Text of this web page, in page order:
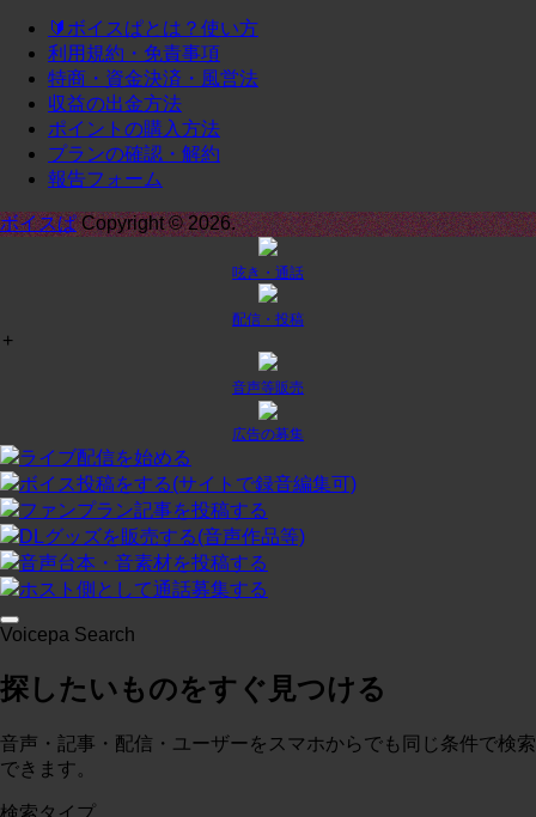
定期1-1¥0/月
投稿:0 画像数:0
コースに入る
投稿:0 画像数:0てｓｔ
テスト
プラン２¥0/月
投稿:0 画像数:0テスト
コースに入る
投稿:0 画像数:0概略
🔰ボイスぱとは？使い方
利用規約・免責事項
特商・資金決済・風営法
収益の出金方法
ポイントの購入方法
プランの確認・解約
報告フォーム
ボイスぱCopyright © 2026.
呟き・通話
配信・投稿
+
音声等販売
広告の募集
ライブ配信を始める
ボイス投稿をする(サイトで録音編集可)
ファンプラン記事を投稿する
DLグッズを販売する(音声作品等)
音声台本・音素材を投稿する
ホスト側として通話募集する
Voicepa Search
探したいものをすぐ見つける
音声・記事・配信・ユーザーをスマホからでも同じ条件で検索
できます。
検索タイプ